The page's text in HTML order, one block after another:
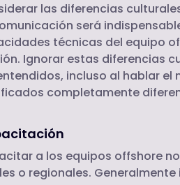
las diferencias
será
técnicas del equipo
Ignorar estas diferencias
incluso al hablar
completamente
a los equipos offshore
o regionales.